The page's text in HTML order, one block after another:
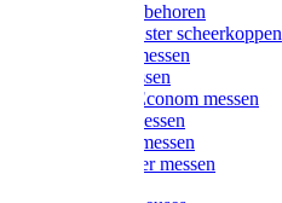
Messen toebehoren
Moser & Oster scheerkoppen
Hauptner messen
Liscop messen
Aesculap/Econom messen
Heiniger messen
Constanta messen
FarmClipper messen